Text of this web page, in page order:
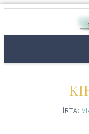
ÍRTA: